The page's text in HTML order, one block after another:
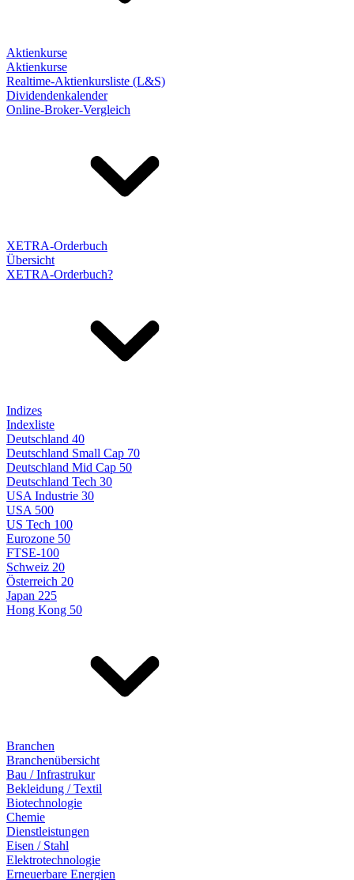
Aktienkurse
Aktienkurse
Realtime-Aktienkursliste (L&S)
Dividendenkalender
Online-Broker-Vergleich
XETRA-Orderbuch
Übersicht
XETRA-Orderbuch?
Indizes
Indexliste
Deutschland 40
Deutschland Small Cap 70
Deutschland Mid Cap 50
Deutschland Tech 30
USA Industrie 30
USA 500
US Tech 100
Eurozone 50
FTSE-100
Schweiz 20
Österreich 20
Japan 225
Hong Kong 50
Branchen
Branchenübersicht
Bau / Infrastrukur
Bekleidung / Textil
Biotechnologie
Chemie
Dienstleistungen
Eisen / Stahl
Elektrotechnologie
Erneuerbare Energien